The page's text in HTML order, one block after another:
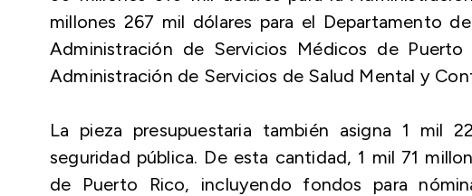
millones 267 mil dólares para el Departamento
Administración de Servicios Médicos de
Administración de Servicios de Salud Mental y
La pieza presupuestaria también asigna 1 mil
seguridad pública. De esta cantidad, 1 mil 71
de Puerto Rico, incluyendo fondos para